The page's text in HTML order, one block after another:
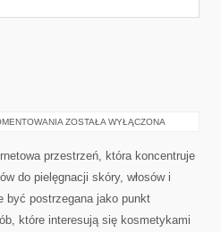
DERMOKOSMETYKI
PROBLEMATYCZNA
ZOSTAŁA WYŁĄCZONA
przestrzeń, która koncentruje
do pielęgnacji skóry, włosów i
być postrzegana jako punkt
które interesują się kosmetykami